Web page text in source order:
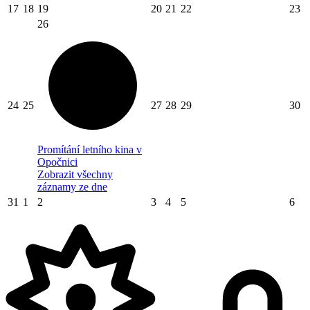
17 18 19 20 21 22 23
24 25
26
Promítání letního kina v
Opočnici
Zobrazit všechny
záznamy ze dne
27 28 29 30
31 1 2 3 4 5 6